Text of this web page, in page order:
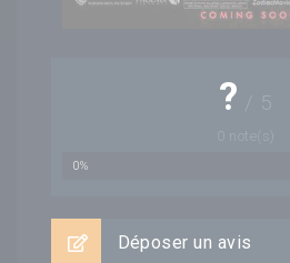
? / 5
note(s)
0%
Déposer un avis